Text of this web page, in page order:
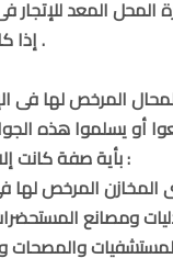
المحل المعد للإتجار
إذا كان فى محل واحد .
المرخص لها فى
أو يسلموا هذه
بأية صفة كانت إلا للأشخاص الآتين :